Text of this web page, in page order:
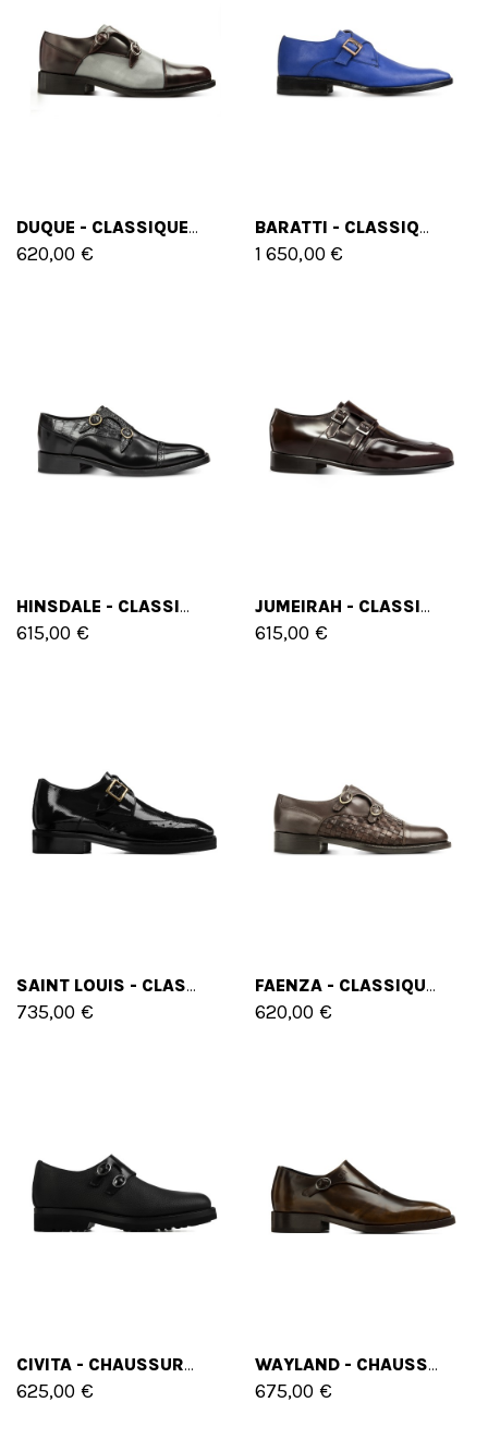
DUQUE - CLASSIQUES CHAUSSURES REHAUSSANTES EN CUIR BROSSÉ DE 6 CM À 8 CM EN PLUS
620,00 €
BARATTI - CLASSIQUES CHAUSSURES REHAUSSANTES EN CUIR PLEINE FLEUR DE 6 CM À 8 CM EN PLUS
1 650,00 €
HINSDALE - CLASSIQUES CHAUSSURES REHAUSSANTES EN CUIR BROSSÉ DE 6 CM À 8 CM EN PLUS
615,00 €
JUMEIRAH - CLASSIQUES CHAUSSURES REHAUSSANTES EN CUIR BROSSÉ DE 6 CM À 8 CM EN PLUS
615,00 €
SAINT LOUIS - CLASSIQUES CHAUSSURES REHAUSSANTES EN CUIR VERNIS DE 6 CM À 10 CM EN PLUS
735,00 €
FAENZA - CLASSIQUES CHAUSSURES REHAUSSANTES EN MÉLANGE DE CUIRS DE 6 CM À 8 CM EN PLUS
620,00 €
CIVITA - CHAUSSURES CLASSIQUES REHAUSSANTES EN MÉLANGE DE CUIRS DE 6 CM À 8 CM EN PLUS
625,00 €
WAYLAND - CHAUSSURES CLASSIQUES REHAUSSANTES EN CUIR BROSSÉ DE 6 CM À 8 CM EN PLUS
675,00 €